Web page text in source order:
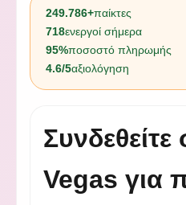
249.786+παίκτες
718ενεργοί σήμερα
95%ποσοστό πληρωμής
4.6/5αξιολόγηση
Vegas για